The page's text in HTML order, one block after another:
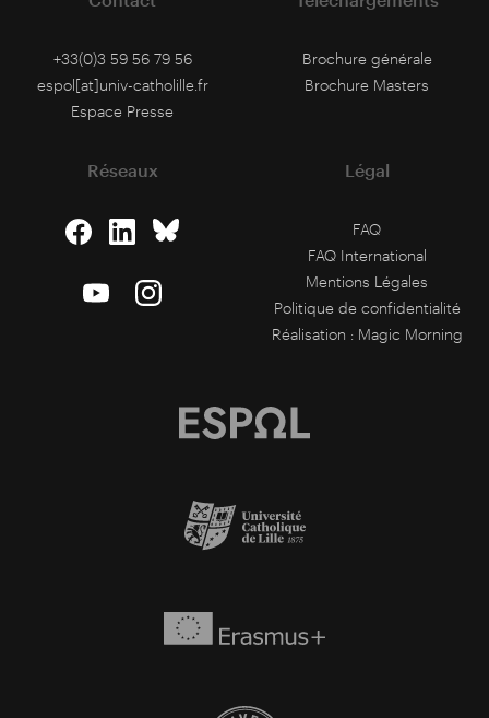
+33(0)3 59 56 79 56
espol[at]univ-catholille.fr
Espace Presse
Brochure générale
Brochure Masters
Réseaux Légal
FAQ
FAQ International
Mentions Légales
Politique de confidentialité
Réalisation : Magic Morning